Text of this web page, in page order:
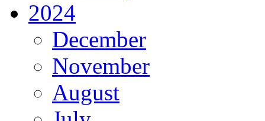
2024
December
November
August